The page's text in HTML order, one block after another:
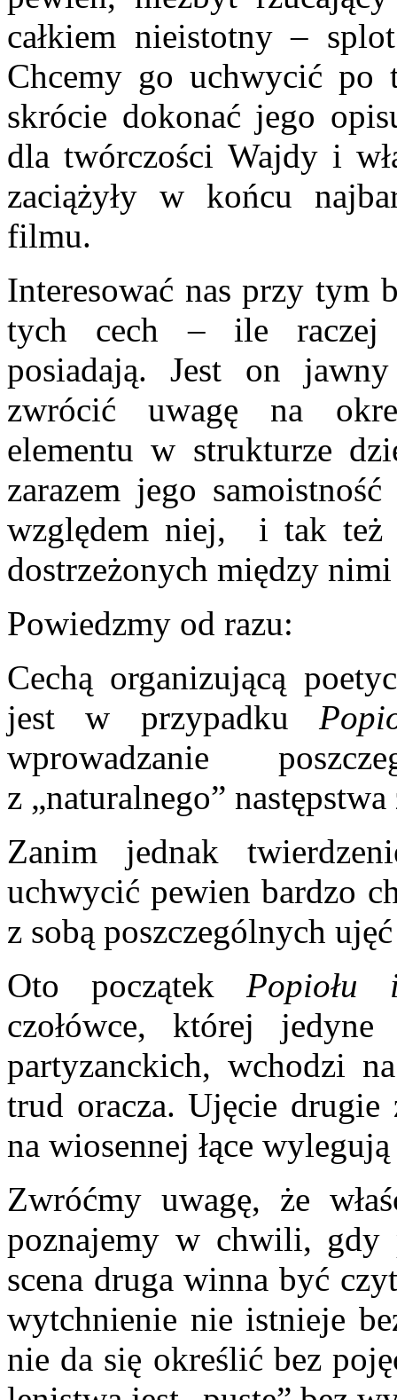
całkiem nieistotny –
Chcemy go uchwycić
skrócie dokonać jego
dla twórczości Wajdy i
zaciążyły w końcu
filmu.
Interesować nas przy tym
tych cech – ile raczej
posiadają. Jest on
zwrócić uwagę na
elementu w strukturze
zarazem jego
względem niej, i tak też
dostrzeżonych między
Powiedzmy od razu:
Cechą organizującą
jest w przypadku
wprowadzanie
z „naturalnego”
Zanim jednak
uchwycić pewien bardzo
z sobą poszczególnych
Oto początek Popiołu
czołówce, której
partyzanckich, wchodzi
trud oracza. Ujęcie drugie
na wiosennej łące
Zwróćmy uwagę, że
poznajemy w chwili, gdy
scena druga winna być
wytchnienie nie istnieje
nie da się określić bez